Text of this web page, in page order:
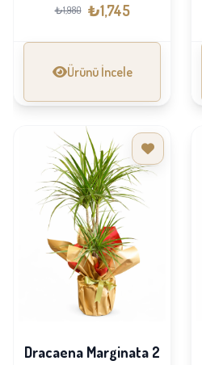
₺1,980 ₺1,745
Ürünü İncele
Dracaena Marginata 2